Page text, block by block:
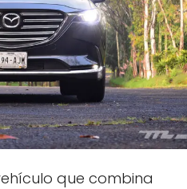
que combina